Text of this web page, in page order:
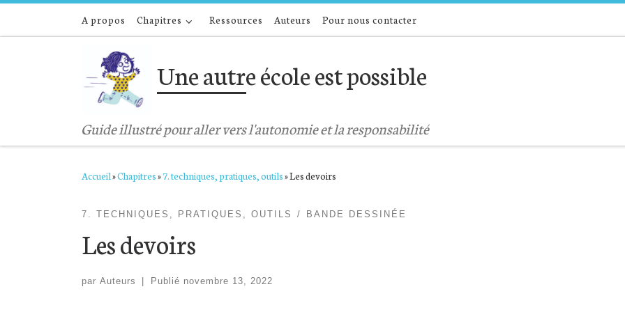
Passer au contenuA propos Chapitres Ressources Auteurs Pour nous contacter
Une autre école est possible
Guide illustré pour aller vers l'autonomie et la responsabilité
Accueil»Chapitres»7. techniques, pratiques, outils»Les devoirs
7. TECHNIQUES, PRATIQUES, OUTILS BANDE DESSINÉE
Les devoirs
par Auteurs Publié novembre 13, 2022